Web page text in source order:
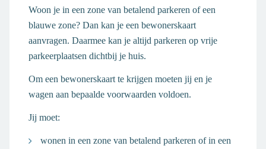
Woon je in een zone van betalend parkeren of een
blauwe zone? Dan kan je een bewonerskaart
aanvragen. Daarmee kan je altijd parkeren op vrije
parkeerplaatsen dichtbij je huis.
Om een bewonerskaart te krijgen moeten jij en je
wagen aan bepaalde voorwaarden voldoen.
Jij moet:
wonen in een zone van betalend parkeren of in een